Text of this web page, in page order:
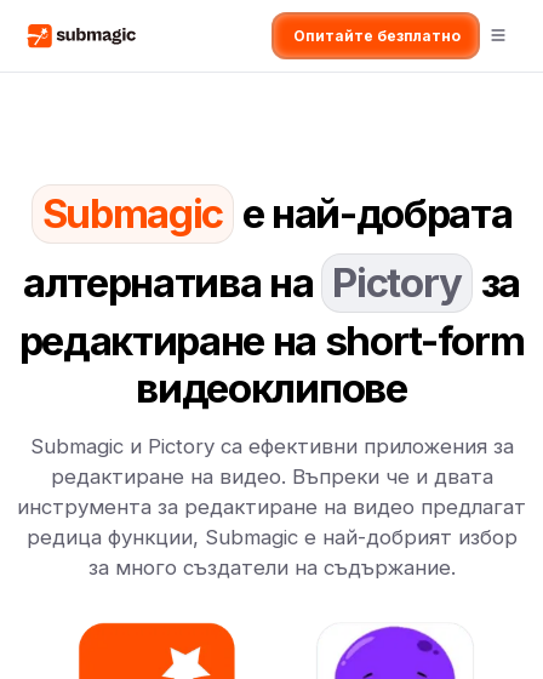
Опитайте безплатно
Submagic е най-добрата
алтернатива на Pictory за
редактиране на short-form
видеоклипове
Submagic и Pictory са ефективни приложения за
редактиране на видео. Въпреки че и двата
инструмента за редактиране на видео предлагат
редица функции, Submagic е най-добрият избор
за много създатели на съдържание.